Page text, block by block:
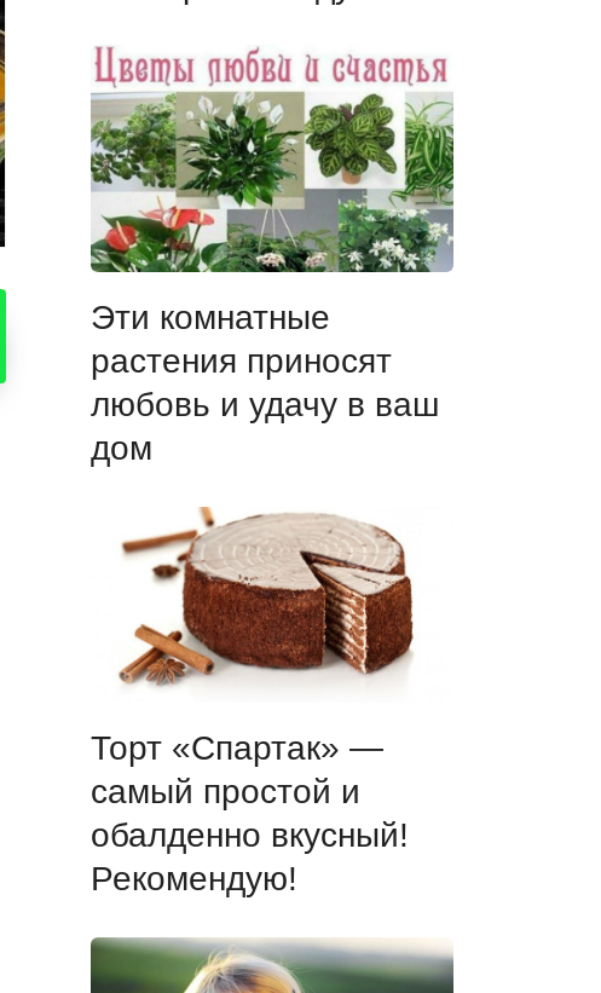
Эти комнатные
растения приносят
любовь и удачу в ваш
дом
Торт «Спартак» —
самый простой и
обалденно вкусный!
Рекомендую!